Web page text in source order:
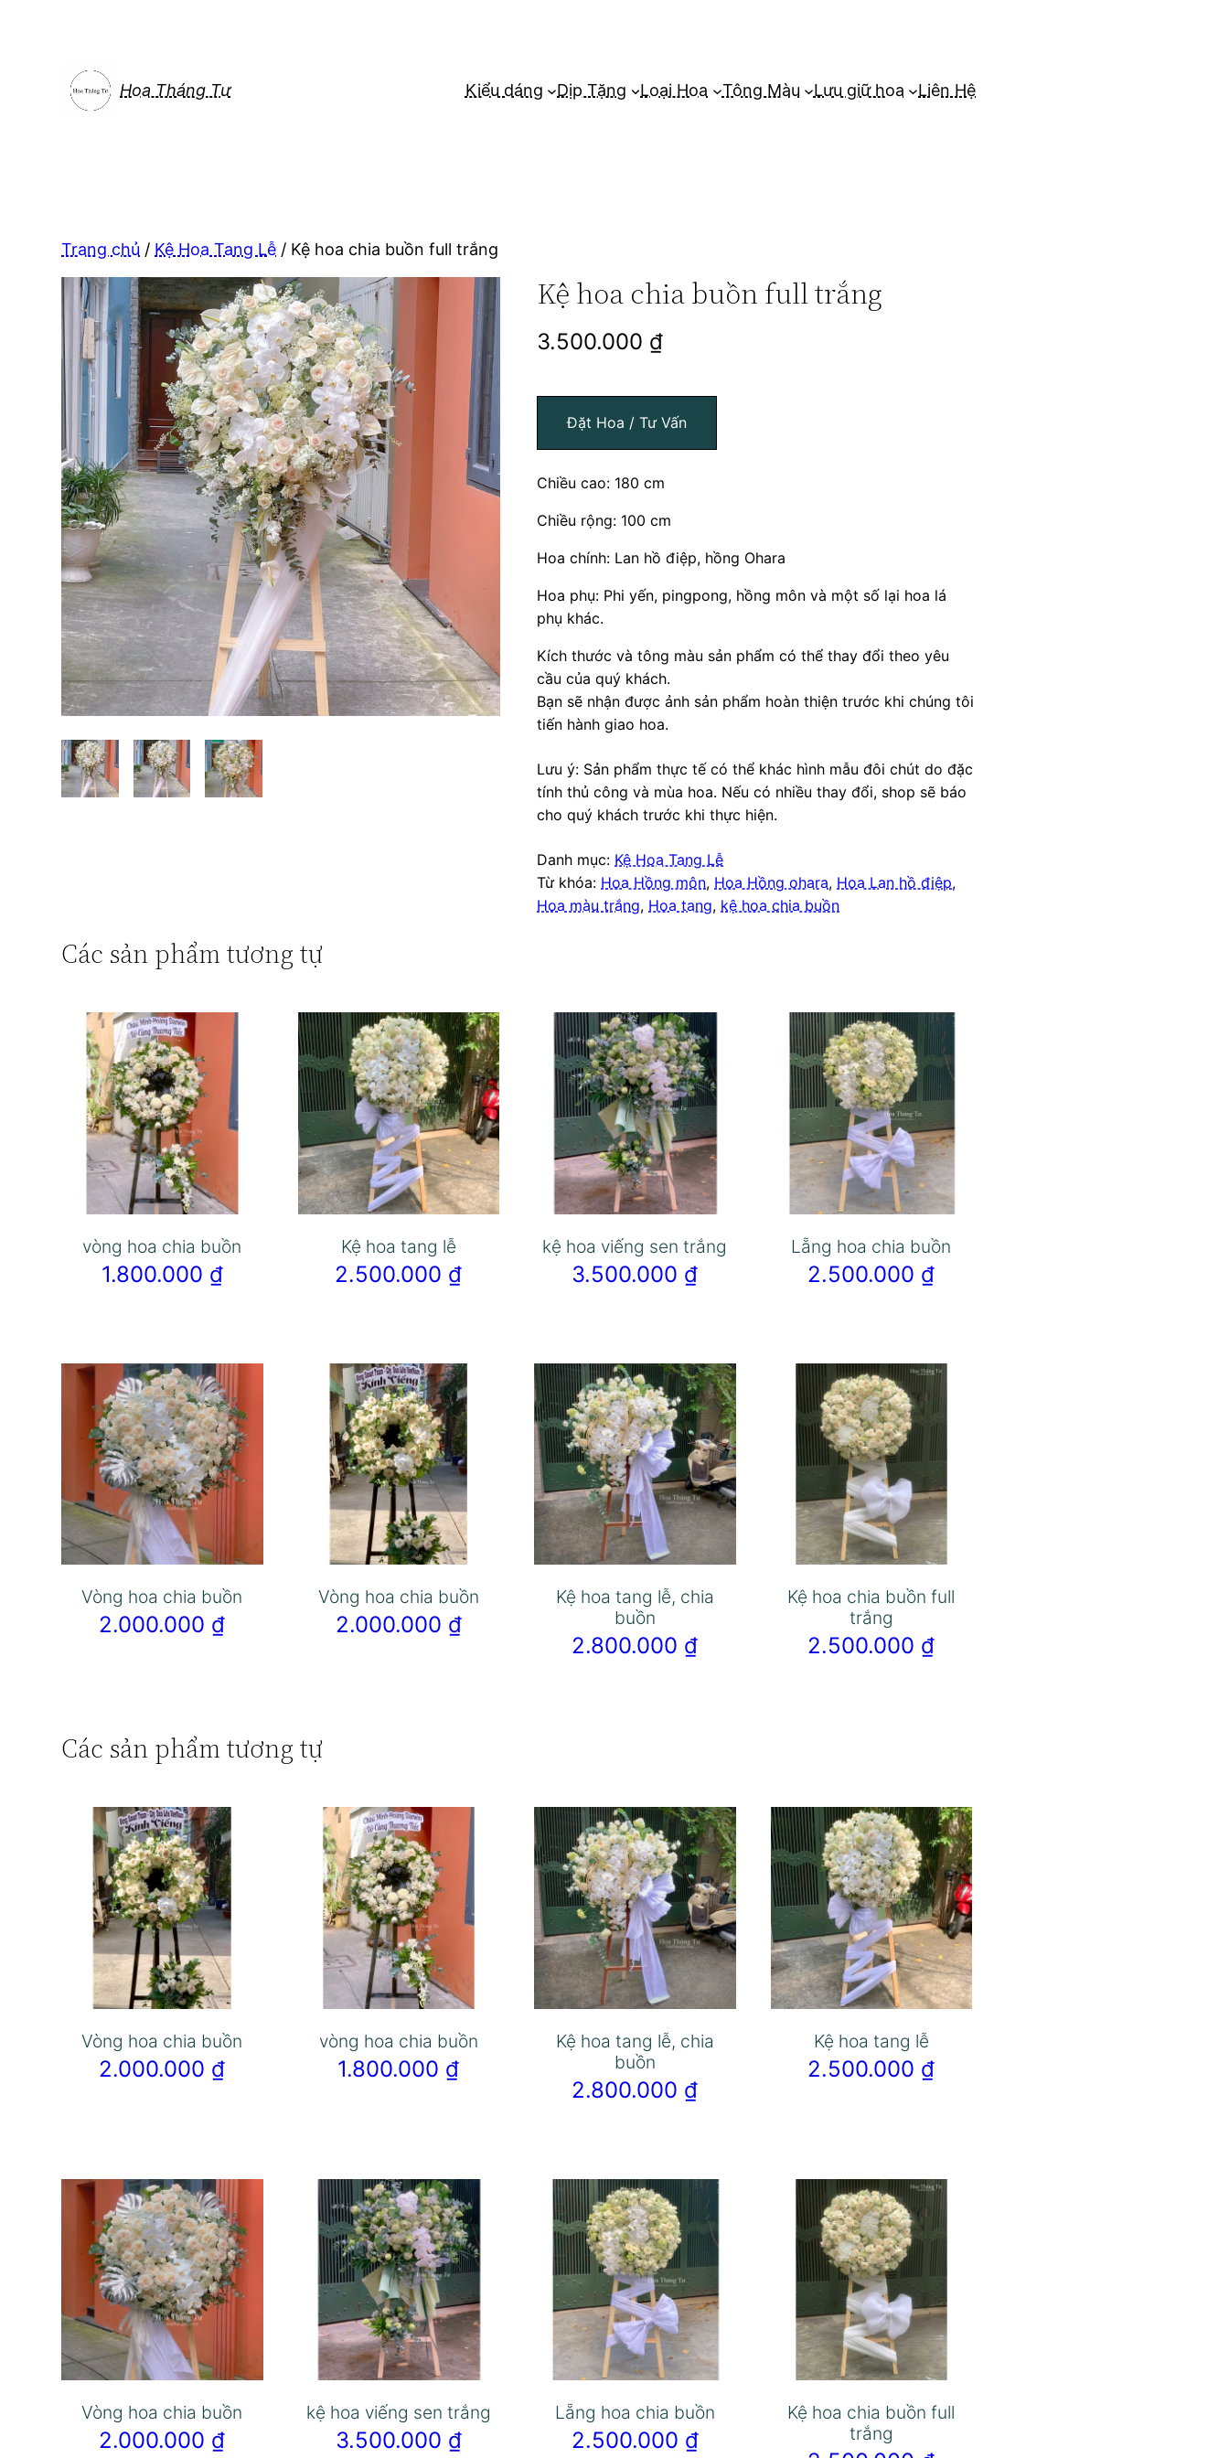
Hoa Tháng Tư Kiểu dáng Dịp Tặng Loại Hoa Tông Màu Lưu giữ hoa Liên Hệ
Trang chủ / Kệ Hoa Tang Lễ / Kệ hoa chia buồn full trắng
Kệ hoa chia buồn full trắng
3.500.000 ₫
Đặt Hoa / Tư Vấn
Chiều cao: 180 cm
Chiều rộng: 100 cm
Hoa chính: Lan hồ điệp, hồng Ohara
Hoa phụ: Phi yến, pingpong, hồng môn và một số lại hoa lá
phụ khác.
Kích thước và tông màu sản phẩm có thể thay đổi theo yêu
cầu của quý khách.
Bạn sẽ nhận được ảnh sản phẩm hoàn thiện trước khi chúng tôi
tiến hành giao hoa.
Lưu ý: Sản phẩm thực tế có thể khác hình mẫu đôi chút do đặc
tính thủ công và mùa hoa. Nếu có nhiều thay đổi, shop sẽ báo
cho quý khách trước khi thực hiện.
Danh mục: Kệ Hoa Tang Lễ
Từ khóa: Hoa Hồng môn, Hoa Hồng ohara, Hoa Lan hồ điệp,
Hoa màu trắng, Hoa tang, kệ hoa chia buồn
Các sản phẩm tương tự
vòng hoa chia buồn
1.800.000 ₫
Kệ hoa tang lễ
2.500.000 ₫
kệ hoa viếng sen trắng
3.500.000 ₫
Lẵng hoa chia buồn
2.500.000 ₫
Vòng hoa chia buồn
2.000.000 ₫
Vòng hoa chia buồn
2.000.000 ₫
Kệ hoa tang lễ, chia
buồn
2.800.000 ₫
Kệ hoa chia buồn full
trắng
2.500.000 ₫
Các sản phẩm tương tự
Vòng hoa chia buồn
2.000.000 ₫
vòng hoa chia buồn
1.800.000 ₫
Kệ hoa tang lễ, chia
buồn
2.800.000 ₫
Kệ hoa tang lễ
2.500.000 ₫
Vòng hoa chia buồn
2.000.000 ₫
kệ hoa viếng sen trắng
3.500.000 ₫
Lẵng hoa chia buồn
2.500.000 ₫
Kệ hoa chia buồn full
trắng